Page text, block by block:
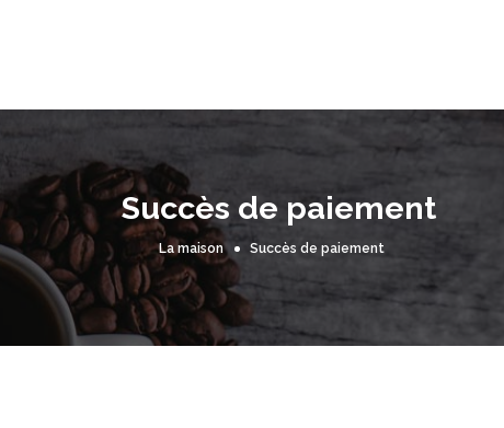
Succès de paiement
La maison Succès de paiement